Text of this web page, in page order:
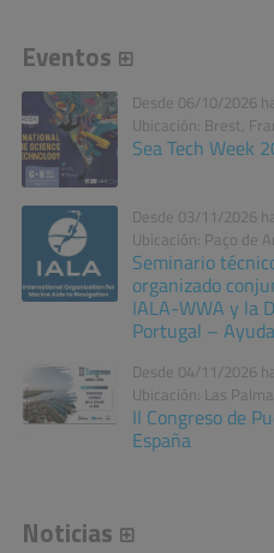
Eventos
Desde 06/10/2026
Ubicación: Brest,
Sea Tech Week
Desde 03/11/2026
Ubicación: Paço de
Seminario
organizado
IALA-WWA y la
Portugal –
Desde 04/11/2026
Ubicación: Las
II Congreso de
España
Noticias